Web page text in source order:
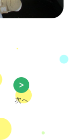
次へ